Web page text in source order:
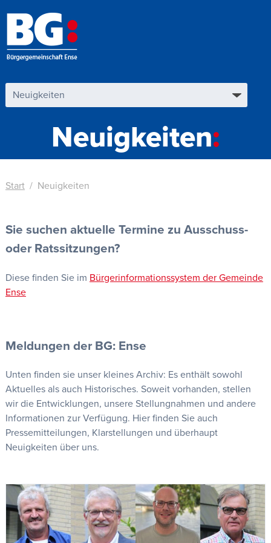
Neuigkeiten
Start Neuigkeiten
Sie suchen aktuelle Termine zu Ausschuss-
oder Ratssitzungen?
Diese finden Sie im Bürgerinformationssystem der Gemeinde
Ense
Meldungen der BG: Ense
Unten finden sie unser kleines Archiv: Es enthält sowohl
Aktuelles als auch Historisches. Soweit vorhanden, stellen
wir die Entwicklungen, unsere Stellungnahmen und andere
Informationen zur Verfügung. Hier finden Sie auch
Pressemitteilungen, Klarstellungen und überhaupt
Neuigkeiten über uns.